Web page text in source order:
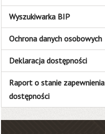
Wyszukiwarka BIP
Ochrona danych osobowych
Deklaracja dostępności
Raport o stanie zapewnienia
dostępności